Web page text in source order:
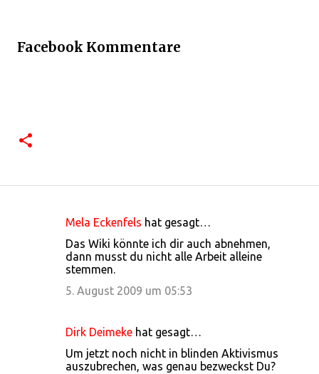
Facebook Kommentare
Mela Eckenfels hat gesagt…
Das Wiki könnte ich dir auch abnehmen,
dann musst du nicht alle Arbeit alleine
stemmen.
5. August 2009 um 05:53
Dirk Deimeke hat gesagt…
Um jetzt noch nicht in blinden Aktivismus
auszubrechen, was genau bezweckst Du?